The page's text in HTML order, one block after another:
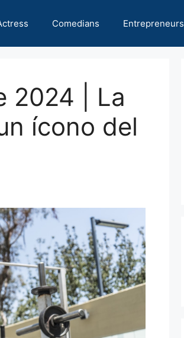
Comedians Entrepreneurs
2024 | La
ícono del